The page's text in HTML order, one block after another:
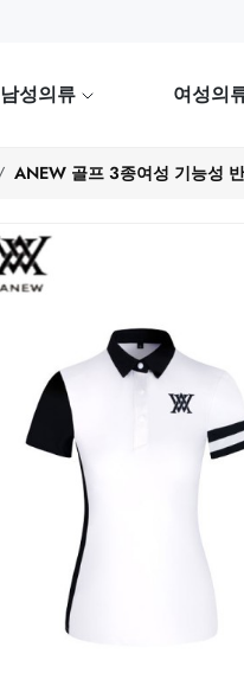
남성의류 여성의
ANEW 골프 3종여성 기능성